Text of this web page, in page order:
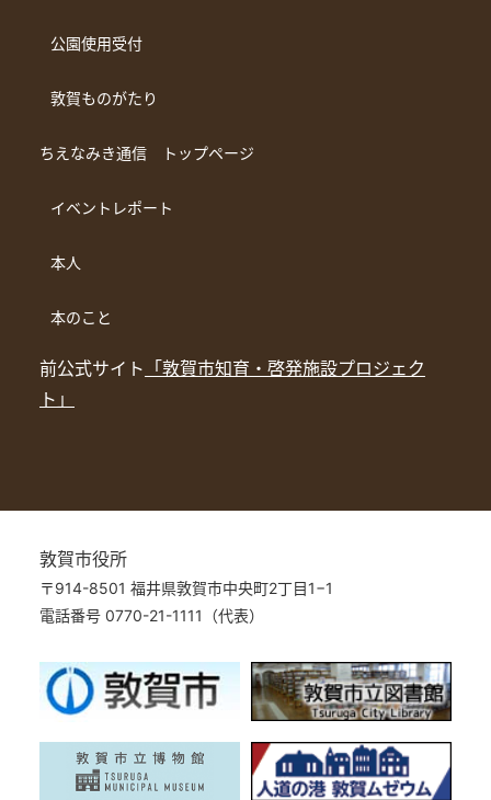
公園使用受付
敦賀ものがたり
ちえなみき通信 トップページ
イベントレポート
本人
本のこと
前公式サイト 「敦賀市知育・啓発施設プロジェク
ト」
敦賀市役所
〒914-8501 福井県敦賀市中央町2丁目1−1
電話番号 0770-21-1111（代表）